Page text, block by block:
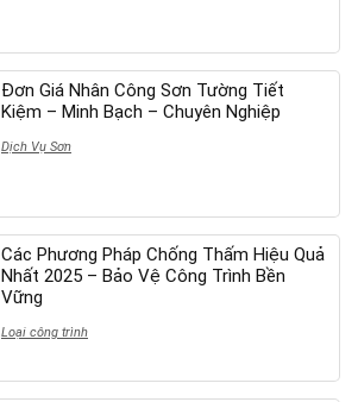
Đơn Giá Nhân Công Sơn Tường Tiết
Kiệm – Minh Bạch – Chuyên Nghiệp
Dịch Vụ Sơn
Các Phương Pháp Chống Thấm Hiệu Quả
Nhất 2025 – Bảo Vệ Công Trình Bền
Vững
Loại công trình